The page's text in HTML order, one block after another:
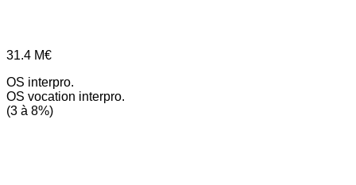
31.4 M€
OS interpro.
OS vocation interpro.
(3 à 8%)